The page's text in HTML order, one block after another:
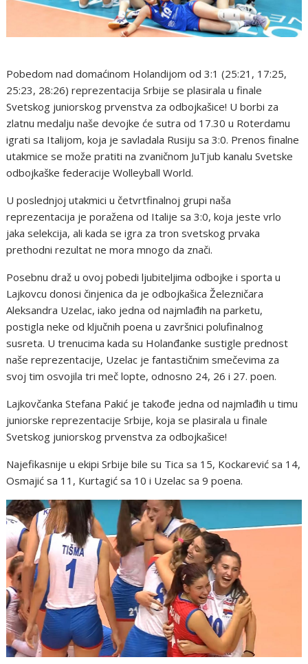
Pobedom nad domaćinom Holandijom od 3:1 (25:21, 17:25,
25:23, 28:26) reprezentacija Srbije se plasirala u finale
Svetskog juniorskog prvenstva za odbojkašice! U borbi za
zlatnu medalju naše devojke će sutra od 17.30 u Roterdamu
igrati sa Italijom, koja je savladala Rusiju sa 3:0. Prenos finalne
utakmice se može pratiti na zvaničnom JuTjub kanalu Svetske
odbojkaške federacije Wolleyball World.
U poslednjoj utakmici u četvrtfinalnoj grupi naša
reprezentacija je poražena od Italije sa 3:0, koja jeste vrlo
jaka selekcija, ali kada se igra za tron svetskog prvaka
prethodni rezultat ne mora mnogo da znači.
Posebnu draž u ovoj pobedi ljubiteljima odbojke i sporta u
Lajkovcu donosi činjenica da je odbojkašica Železničara
Aleksandra Uzelac, iako jedna od najmlađih na parketu,
postigla neke od ključnih poena u završnici polufinalnog
susreta. U trenucima kada su Holanđanke sustigle prednost
naše reprezentacije, Uzelac je fantastičnim smečevima za
svoj tim osvojila tri meč lopte, odnosno 24, 26 i 27. poen.
Lajkovčanka Stefana Pakić je takođe jedna od najmlađih u timu
juniorske reprezentacije Srbije, koja se plasirala u finale
Svetskog juniorskog prvenstva za odbojkašice!
Najefikasnije u ekipi Srbije bile su Tica sa 15, Kockarević sa 14,
Osmajić sa 11, Kurtagić sa 10 i Uzelac sa 9 poena.